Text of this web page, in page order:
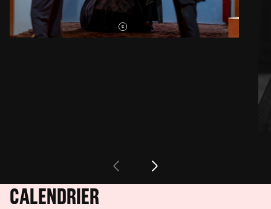
CALENDRIER